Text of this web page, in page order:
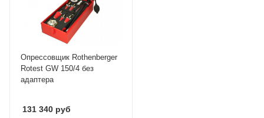
Опрессовщик Rothenberger
Rotest GW 150/4 без
адаптера
131 340 руб